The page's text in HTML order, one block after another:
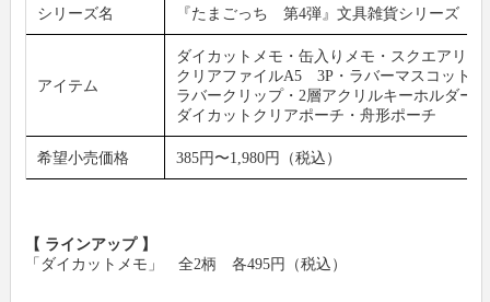
シリーズ名 『たまごっち 第4弾』文具雑貨シリーズ
アイテム
ダイカットメモ・缶入りメモ・スクエアリ
クリアファイルA5 3P・ラバーマスコット付
ラバークリップ・2層アクリルキーホルダー
ダイカットクリアポーチ・舟形ポ
希望小売価格 385円〜1,980円（税込）
【 ラインアップ 】
「ダイカットメモ」 全2柄 各495円（税込）